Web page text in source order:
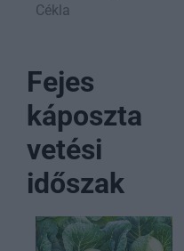
Cékla
Fejes
káposzta
vetési
időszak